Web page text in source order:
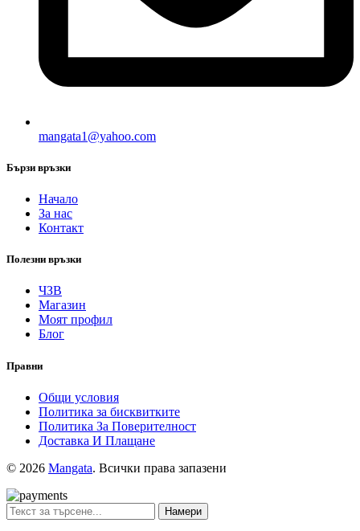
mangata1@yahoo.com
Бързи връзки
Начало
За нас
Контакт
Полезни връзки
ЧЗВ
Магазин
Моят профил
Блог
Правни
Общи условия
Политика за бисквитките
Политика За Поверителност
Доставка И Плащане
© 2026 Mangata. Всички права запазени
Намери